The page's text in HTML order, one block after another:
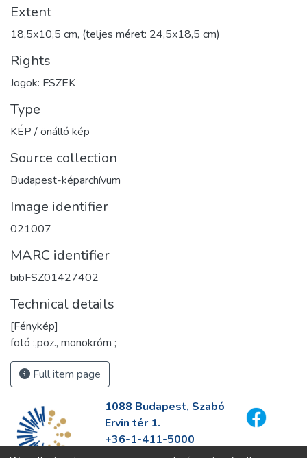
Extent
18,5x10,5 cm, (teljes méret: 24,5x18,5 cm)
Rights
Jogok: FSZEK
Type
KÉP / önálló kép
Source collection
Budapest-képarchívum
Image identifier
021007
MARC identifier
bibFSZ01427402
Technical details
[Fénykép]
fotó :,poz., monokróm ;
Full item page
1088 Budapest, Szabó
Ervin tér 1.
+36-1-411-5000